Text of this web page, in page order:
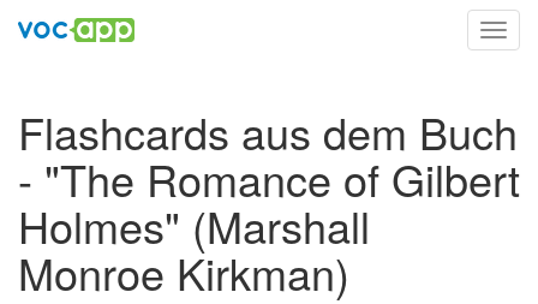
Flashcards aus dem Buch
- "The Romance of Gilbert
Holmes" (Marshall
Monroe Kirkman)